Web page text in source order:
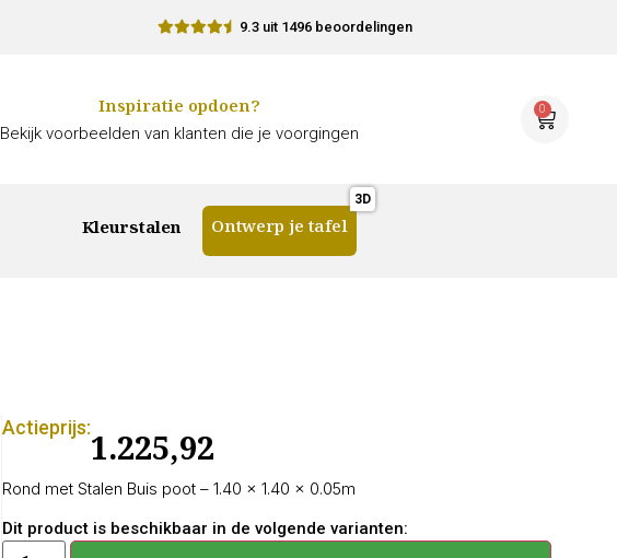
9.3 uit 1496 beoordelingen
Inspiratie opdoen?
Bekijk voorbeelden van klanten die je voorgingen
0
Kleurstalen Ontwerp je tafel
Actieprijs:
1.225,92
Rond met Stalen Buis poot – 1.40 × 1.40 × 0.05m
Dit product is beschikbaar in de volgende varianten: